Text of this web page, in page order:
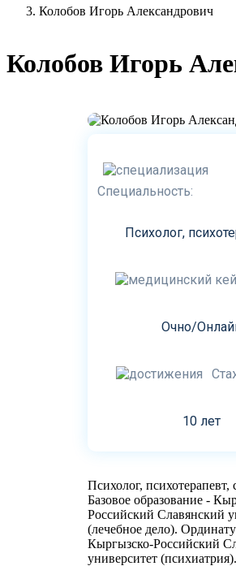
Колобов Игорь Александрович
Колобов Игорь
Специальность:
Психолог,
Очно/
10 лет
Психолог, психотерапевт,
Базовое образование -
Российский Славянский
(лечебное дело).
Кыргызско-Российский
университет (психиатрия).